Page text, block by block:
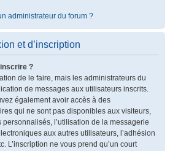
administrateur du forum ?
et d’inscription
?
de le faire, mais les administrateurs du
de messages aux utilisateurs inscrits.
également avoir accès à des
qui ne sont pas disponibles aux visiteurs,
personnalisés, l’utilisation de la messagerie
aux autres utilisateurs, l’adhésion
L’inscription ne vous prend qu’un court